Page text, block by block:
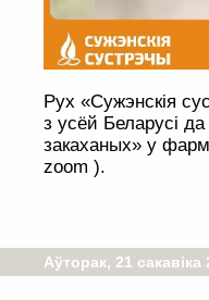
Рух «Сужэнскія
з усёй Беларусі
закаханых» у
zoom ).
Аўторак, 21 сакавіка